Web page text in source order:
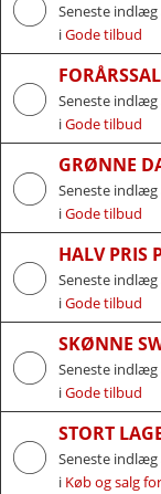
Seneste indlæg
iGode tilbud
Seneste indlæg
iGode tilbud
GRØNNE
Seneste indlæg
iGode tilbud
HALV PRIS
Seneste indlæg
iGode tilbud
SKØNNE
Seneste indlæg
iGode tilbud
STORT
Seneste indlæg
i Køb og salg